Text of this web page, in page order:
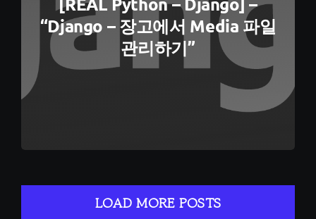
“Django – 장고에서 Media 파일
관리하기”
LOAD MORE POSTS